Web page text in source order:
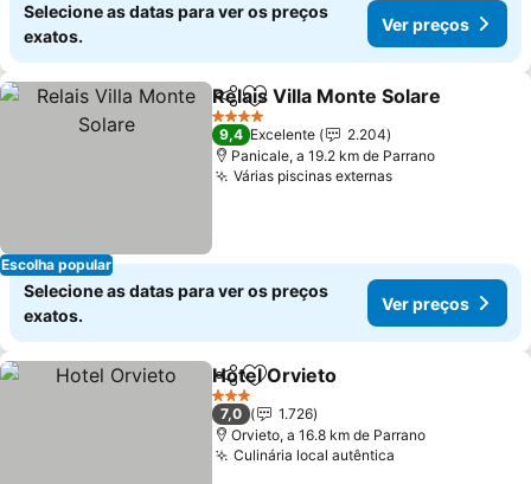
Selecione as datas para ver os preços
exatos.
Ver preços
Escolha popular
PartilharAdicionar aos favoritos
Relais Villa Monte Solare
4 Estrelas
9,4 Excelente
2.204
Panicale, a 19.2 km de Parrano
Várias piscinas externasVer preços
Selecione as datas para ver os preços
exatos.
Ver preços
PartilharAdicionar aos favoritos
Hotel Orvieto
3 Estrelas
7,0
1.726
Orvieto, a 16.8 km de Parrano
Culinária local autêntica